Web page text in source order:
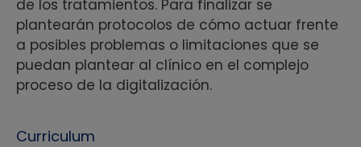
de los tratamientos. Para finalizar se
plantearán protocolos de cómo actuar frente
a posibles problemas o limitaciones que se
puedan plantear al clínico en el complejo
proceso de la digitalización.
Curriculum